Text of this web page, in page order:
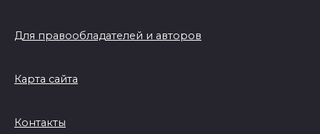
Для правообладателей и авторов
Карта сайта
Контакты